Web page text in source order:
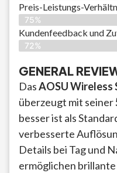
Preis-Leistungs-
75%
Kundenfeedback und
72%
GENERAL
DasAOSU Wireless
überzeugt mit seiner
besser ist als
verbesserte
Details bei Tag und
ermöglichen